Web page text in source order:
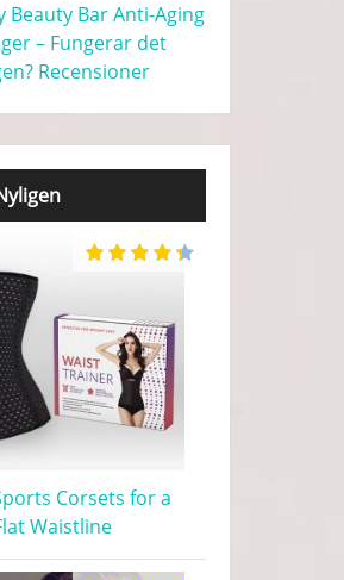
Beauty Bar Anti-Aging
– Fungerar det
Recensioner
Corsets for a
Waistline